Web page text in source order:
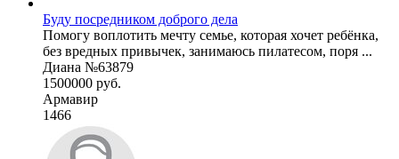
Буду посредником доброго дела
Помогу воплотить мечту семье, которая хочет ребёнка,
без вредных привычек, занимаюсь пилатесом, поря ...
Диана №63879
1500000 руб.
Армавир
1466